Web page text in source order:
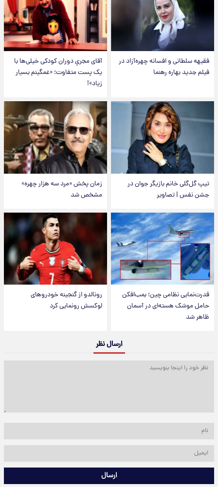
فقیهه سلطانی و افسانه چهره‌آزاد در
فیلم جدید بهاره رهنما
آقای مجریِ دوران کودکی خیلی‌ها با
یک پست متفاوت؛ «غمگینم بسیار
زیاد»!
تیپ گل‌گلی خانم بازیگر جوان در
جشن نفس | تصاویر
زمان پخش «مرد سه هزار چهره»
مشخص شد
قدرت‌نمایی نظامی چین؛ بمب‌افکن
حامل موشک هسته‌ای در آسمان
ظاهر شد
رونالدو از گنجینه خودروهای
لوکسش رونمایی کرد
ارسال نظر
ارسال